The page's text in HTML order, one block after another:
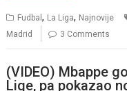
Fudbal, La Liga, Najnovije
Madrid
3 Comments
(VIDEO) Mbappe
Lige, pa pokazao